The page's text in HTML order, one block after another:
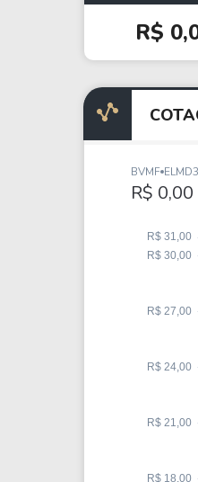
Itausa
Klabin
Petrobrás
Ver todos
R$
BVMF ELMD3
R$ 0,00